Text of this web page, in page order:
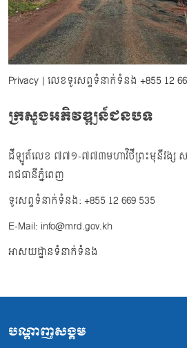
Privacy | លេខទូរសព្ទទំនាក់ទំនង +855 12
ក្រសួងអភិវឌ្ឍន៍ជនបទ
ដីឡូត៍លេខ ៧៧១-៧៧៣មហាវិថីព្រះមុនីវង្ស ស
រាជធានីភ្នំពេញ
ទូរសព្ទទំនាក់ទំនង: +855 12 669 535
E-Mail: info@mrd.gov.kh
អាសយដ្ឋានទំនាក់ទំនង
បណ្ដាញសង្គម